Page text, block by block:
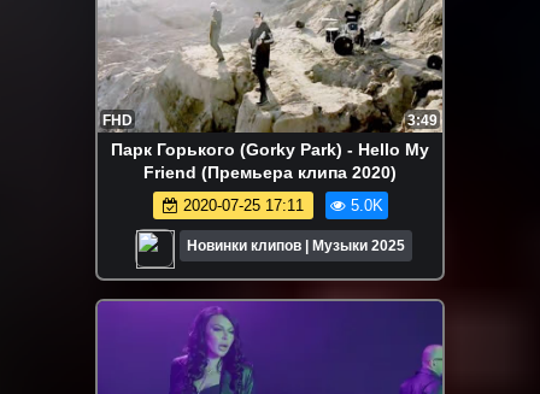
FHD 3:49
Парк Горького (Gorky Park) - Hello My
Friend (Премьера клипа 2020)
2020-07-25 17:11 5.0K
Новинки клипов | Музыки 2025